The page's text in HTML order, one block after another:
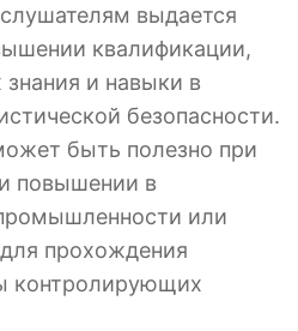
выдается
квалификации,
и навыки в
безопасности.
быть полезно при
повышении в
или
прохождения
контролирующих